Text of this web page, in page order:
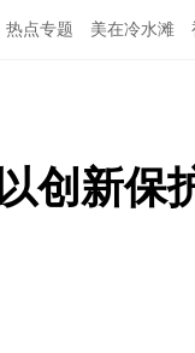
热点专题 美在冷水滩
创新保